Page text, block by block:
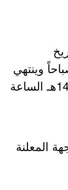
30هـ الساعة 8:00 صباحاً وينتهي
يوم الخميس بتاريخ 1440/07/07هـ الساعة
المعلنة